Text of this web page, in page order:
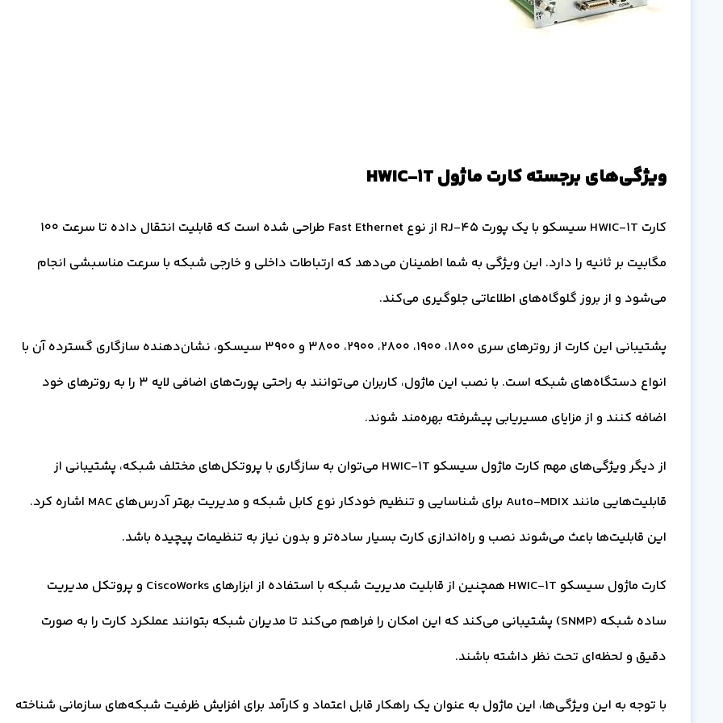
ویژگی‌های برجسته کارت ماژول HWIC-1T
کارت HWIC-1T سیسکو با یک پورت RJ-45 از نوع Fast Ethernet طراحی شده است که قابلیت انتقال داده تا سرعت 100
مگابیت بر ثانیه را دارد. این ویژگی به شما اطمینان می‌دهد که ارتباطات داخلی و خارجی شبکه با سرعت مناسبشی انجام
می‌شود و از بروز گلوگاه‌های اطلاعاتی جلوگیری می‌کند.
پشتیبانی این کارت از روترهای سری 1800، 1900، 2800، 2900، 3800 و 3900 سیسکو، نشان‌دهنده سازگاری گسترده آن با
انواع دستگاه‌های شبکه است. با نصب این ماژول، کاربران می‌توانند به راحتی پورت‌های اضافی لایه 3 را به روترهای خود
اضافه کنند و از مزایای مسیریابی پیشرفته بهره‌مند شوند.
از دیگر ویژگی‌های مهم کارت ماژول سیسکو HWIC-1T می‌توان به سازگاری با پروتکل‌های مختلف شبکه، پشتیبانی از
قابلیت‌هایی مانند Auto-MDIX برای شناسایی و تنظیم خودکار نوع کابل شبکه و مدیریت بهتر آدرس‌های MAC اشاره کرد.
این قابلیت‌ها باعث می‌شوند نصب و راه‌اندازی کارت بسیار ساده‌تر و بدون نیاز به تنظیمات پیچیده باشد.
کارت ماژول سیسکو HWIC-1T همچنین از قابلیت مدیریت شبکه با استفاده از ابزارهای CiscoWorks و پروتکل مدیریت
ساده شبکه (SNMP) پشتیبانی می‌کند که این امکان را فراهم می‌کند تا مدیران شبکه بتوانند عملکرد کارت را به صورت
دقیق و لحظه‌ای تحت نظر داشته باشند.
با توجه به این ویژگی‌ها، این ماژول به عنوان یک راهکار قابل اعتماد و کارآمد برای افزایش ظرفیت شبکه‌های سازمانی شناخته